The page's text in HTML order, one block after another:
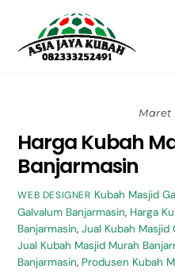
content
Maret
Harga Kubah
Banjarmasin
WEB DESIGNER Kubah Masjid
Galvalum Banjarmasin, Harga
Banjarmasin,Jual Kubah Masjid
Jual Kubah Masjid Murah
Banjarmasin, Produsen Kubah